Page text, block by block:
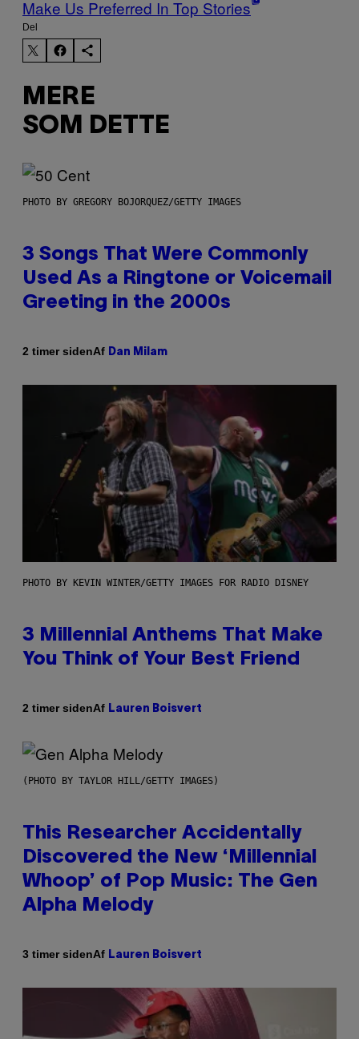
Make Us Preferred In Top Stories
Del
MERE
SOM DETTE
PHOTO BY GREGORY BOJORQUEZ/GETTY IMAGES
3 Songs That Were Commonly
Used As a Ringtone or Voicemail
Greeting in the 2000s
2 timer sidenAf Dan Milam
PHOTO BY KEVIN WINTER/GETTY IMAGES FOR RADIO DISNEY
3 Millennial Anthems That Make
You Think of Your Best Friend
2 timer sidenAf Lauren Boisvert
(PHOTO BY TAYLOR HILL/GETTY IMAGES)
This Researcher Accidentally
Discovered the New ‘Millennial
Whoop’ of Pop Music: The Gen
Alpha Melody
3 timer sidenAf Lauren Boisvert